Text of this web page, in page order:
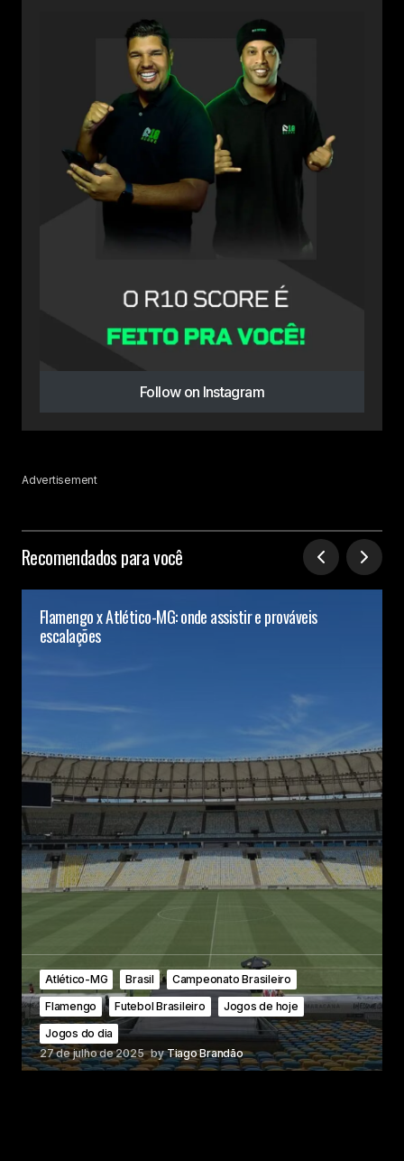
Follow on Instagram
Advertisement
Recomendados para você
Flamengo x Atlético-MG: onde assistir e prováveis
escalações
Atlético-MG Brasil
Campeonato Brasileiro
Flamengo
Futebol Brasileiro
Jogos de hoje
Jogos do dia
27 de julho de 2025 byTiago Brandão